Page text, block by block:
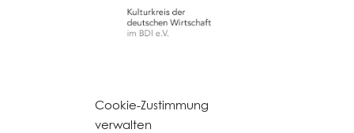
Cookie-Zustimmung
verwalten